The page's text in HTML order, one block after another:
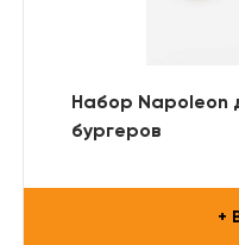
Набор Napoleon
бургеров
+